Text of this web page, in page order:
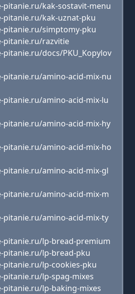
kak-sostavit-menu
pitanie.ru/kak-uznat-pku
pitanie.ru/simptomy-pku
pitanie.ru/razvitie
docs/PKU_Kopylov
amino-acid-mix-nu
amino-acid-mix-lu
amino-acid-mix-hy
amino-acid-mix-ho
amino-acid-mix-gl
amino-acid-mix-m
amino-acid-mix-ty
pitanie.ru/lp-bread-premium
pitanie.ru/lp-bread-pku
lp-cookies-pku
lp-spag-mixes
lp-baking-mixes